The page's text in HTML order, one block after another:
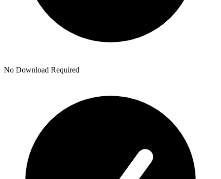
No Download Required